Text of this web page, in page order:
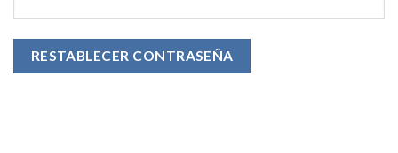
RESTABLECER CONTRASEÑA